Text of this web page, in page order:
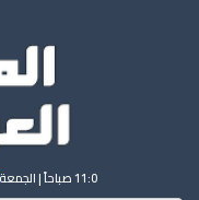
11:0 صباحاً | الجمعة